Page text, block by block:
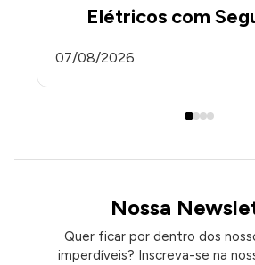
Elétricos com
07/08/2026
Nossa
Quer ficar por dentro dos
imperdíveis? Inscreva-se na